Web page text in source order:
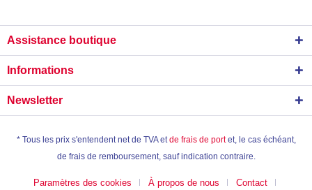
Assistance boutique
Informations
Newsletter
* Tous les prix s'entendent net de TVA et de frais de portet, le cas échéant,
de frais de remboursement, sauf indication contraire.
Paramètres des cookies À propos de nous Contact